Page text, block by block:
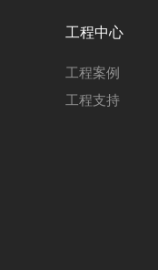
工程中心
工程案例
工程支持